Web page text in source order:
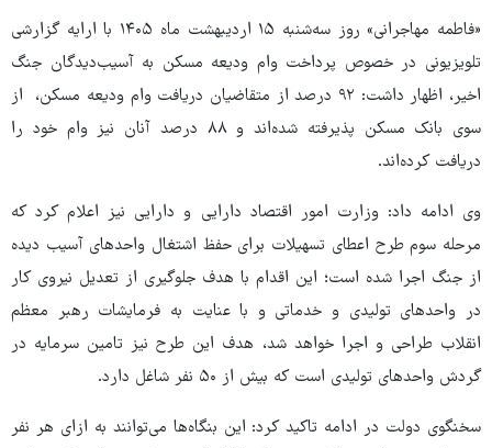
«فاطمه مهاجرانی» روز سه‌شنبه ۱۵ اردیبهشت ماه ۱۴۰۵ با ارایه گزارشی
تلویزیونی در خصوص پرداخت وام ودیعه مسکن به آسیب‌دیدگان جنگ
اخیر، اظهار داشت: ۹۲ درصد از متقاضیان دریافت وام ودیعه مسکن، ‌ از
سوی بانک مسکن پذیرفته شده‌اند و ۸۸ درصد آنان نیز وام خود را
دریافت کرده‌اند.
وی ادامه داد: وزارت امور اقتصاد دارایی و دارایی نیز اعلام کرد که
مرحله سوم طرح اعطای تسهیلات برای حفظ اشتغال واحدهای آسیب دیده
از جنگ اجرا شده است؛ این اقدام با هدف جلوگیری از تعدیل نیروی کار
در واحدهای تولیدی و خدماتی و با عنایت به فرمایشات رهبر معظم
انقلاب طراحی و اجرا خواهد شد، هدف این طرح نیز تامین سرمایه در
گردش واحدهای تولیدی است که بیش از ۵۰ نفر شاغل دارد.
سخنگوی دولت در ادامه تاکید کرد: این بنگاه‌ها می‌توانند به ازای هر نفر